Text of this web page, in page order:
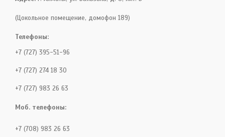
(Цокольное помещение, домофон 189)
Телефоны:
+7 (727) 395-51-96
+7 (727) 274 18 30
+7 (727) 983 26 63
Моб. телефоны:
+7 (708) 983 26 63